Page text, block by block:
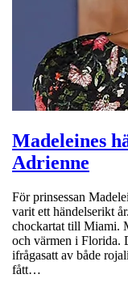
Madeleines
Adrienne
För prinsessan
varit ett händelserikt
chockartat till Miami.
och värmen i Florida.
ifrågasatt av både
fått…